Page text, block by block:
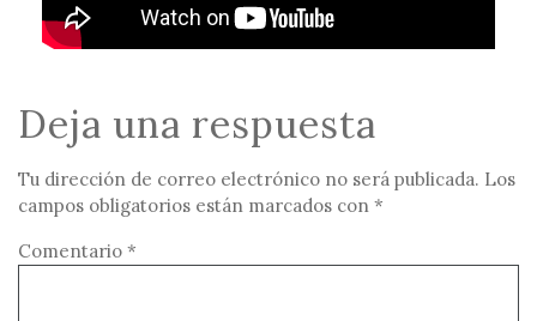
Deja una respuesta
Tu dirección de correo electrónico no será publicada. Los
campos obligatorios están marcados con *
Comentario *